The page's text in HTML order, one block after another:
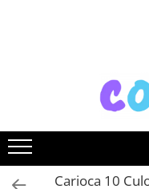
Noutăți Librăria Compas
Souvenir România
Rechizite școlare
Instrumente de scris
Carioca 10